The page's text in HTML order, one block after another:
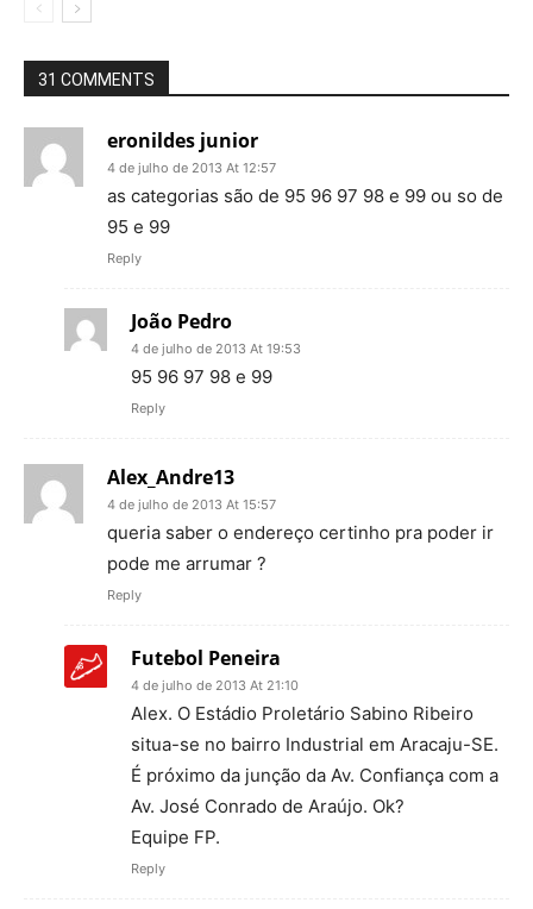
31 COMMENTS
eronildes junior
4 de julho de 2013 At 12:57
as categorias são de 95 96 97 98 e 99 ou so de
95 e 99
Reply
João Pedro
4 de julho de 2013 At 19:53
95 96 97 98 e 99
Reply
Alex_Andre13
4 de julho de 2013 At 15:57
queria saber o endereço certinho pra poder ir
pode me arrumar ?
Reply
Futebol Peneira
4 de julho de 2013 At 21:10
Alex. O Estádio Proletário Sabino Ribeiro
situa-se no bairro Industrial em Aracaju-SE.
É próximo da junção da Av. Confiança com a
Av. José Conrado de Araújo. Ok?
Equipe FP.
Reply